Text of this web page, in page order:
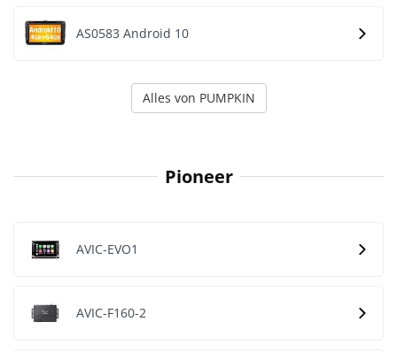
AS0583 Android 10
Alles von PUMPKIN
Pioneer
AVIC-EVO1
AVIC-F160-2